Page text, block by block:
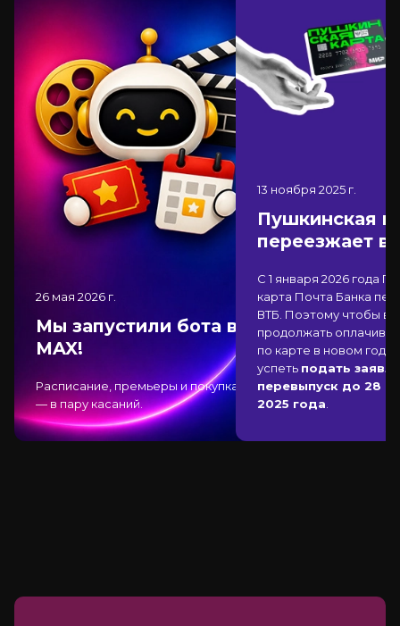
26 мая 2026 г.
Мы запустили бота в
MAX!
Расписание, премьеры и покупка
— в пару касаний.
13 ноября 2025 г.
Пушкинская
переезжает в
С 1 января 2026 года
карта Почта Банка
ВТБ . Поэтому чтобы
продолжать
по карте в новом
успеть подать
перевыпуск до 28
2025 года